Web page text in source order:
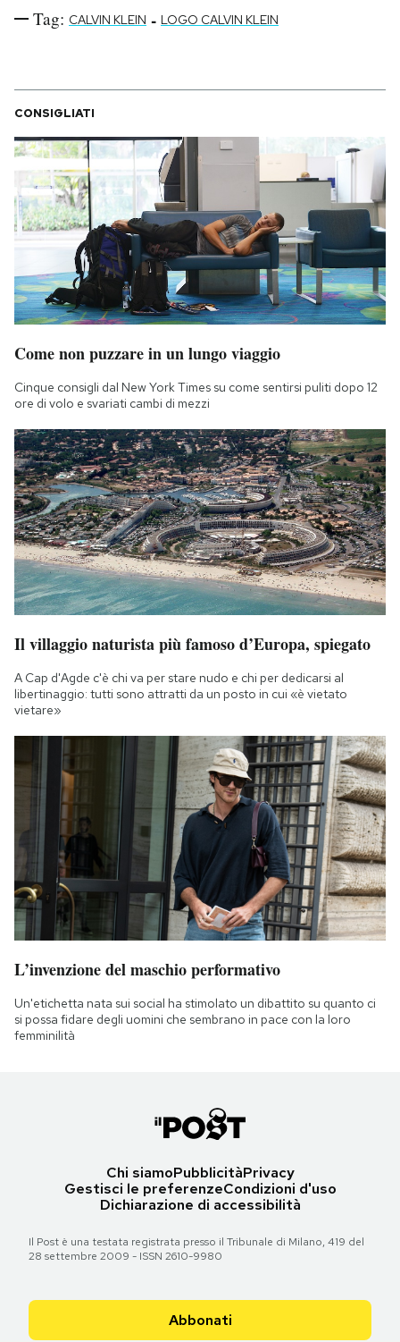
Tag: CALVIN KLEIN - LOGO CALVIN KLEIN
CONSIGLIATI
Come non puzzare in un lungo viaggio
Cinque consigli dal New York Times su come sentirsi puliti dopo 12
ore di volo e svariati cambi di mezzi
Il villaggio naturista più famoso d’Europa, spiegato
A Cap d'Agde c'è chi va per stare nudo e chi per dedicarsi al
libertinaggio: tutti sono attratti da un posto in cui «è vietato
vietare»
L’invenzione del maschio performativo
Un'etichetta nata sui social ha stimolato un dibattito su quanto ci
si possa fidare degli uomini che sembrano in pace con la loro
femminilità
Chi siamoPubblicitàPrivacy
Gestisci le preferenzeCondizioni d'uso
Dichiarazione di accessibilità
Il Post è una testata registrata presso il Tribunale di Milano, 419 del
28 settembre 2009 - ISSN 2610-9980
Abbonati